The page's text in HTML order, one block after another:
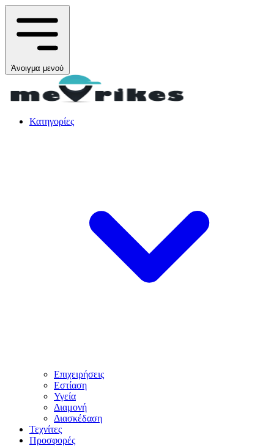
Άνοιγμα μενού
Κατηγορίες
Επιχειρήσεις
Εστίαση
Υγεία
Διαμονή
Διασκέδαση
Τεχνίτες
Προσφορές